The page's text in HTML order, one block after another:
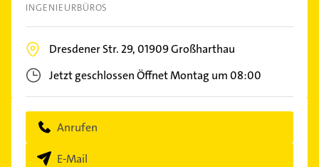
INGENIEURBÜROS
Dresdener Str. 29,01909Großharthau
Jetzt geschlossenÖffnet Montag um 08:00
Anrufen
E-Mail